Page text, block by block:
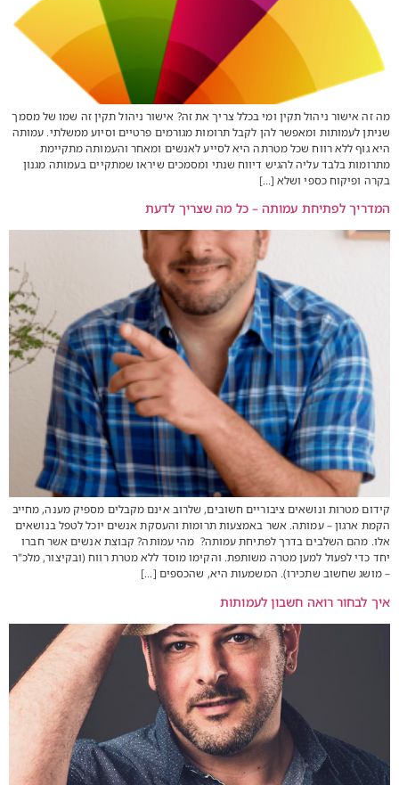
מה זה אישור ניהול תקין ומי בכלל צריך את זה? אישור ניהול תקין זה שמו של מסמך
שניתן לעמותות ומאפשר להן לקבל תרומות מגורמים פרטיים וסיוע ממשלתי. עמותה
היא גוף ללא רווח שכל מטרתה היא לסייע לאנשים ומאחר והעמותה מתקיימת
מתרומות בלבד עליה להגיש דיווח שנתי ומסמכים שיראו שמתקיים בעמותה מגנון
בקרה ופיקוח כספי ושלא […]
המדריך לפתיחת עמותה – כל מה שצריך לדעת
קידום מטרות ונושאים ציבוריים חשובים, שלרוב אינם מקבלים מספיק מענה, מחייב
הקמת ארגון – עמותה. אשר באמצעות תרומות והעסקת אנשים יוכל לטפל בנושאים
אלו. מהם השלבים בדרך לפתיחת עמותה? מהי עמותה? קבוצת אנשים אשר חברו
יחד כדי לפעול למען מטרה משותפת. והקימו מוסד ללא מטרת רווח (ובקיצור, מלכ"ר
– מושג שחשוב שתכירו). המשמעות היא, שהכספים […]
איך לבחור רואה חשבון לעמותות